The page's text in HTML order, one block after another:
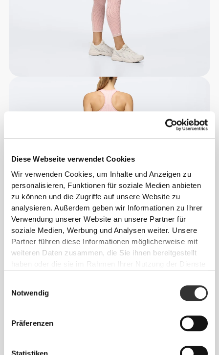
Diese Webseite verwendet Cookies
Wir verwenden Cookies, um Inhalte und Anzeigen zu
personalisieren, Funktionen für soziale Medien anbieten
zu können und die Zugriffe auf unsere Website zu
analysieren. Außerdem geben wir Informationen zu Ihrer
Verwendung unserer Website an unsere Partner für
soziale Medien, Werbung und Analysen weiter. Unsere
Partner führen diese Informationen möglicherweise mit
weiteren Daten zusammen, die Sie ihnen bereitgestellt
Notwendig
Präferenzen